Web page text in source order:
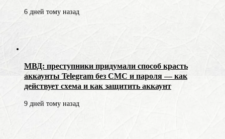
6 дней тому назад
МВД: преступники придумали способ красть
аккаунты Telegram без СМС и пароля — как
действует схема и как защитить аккаунт
9 дней тому назад